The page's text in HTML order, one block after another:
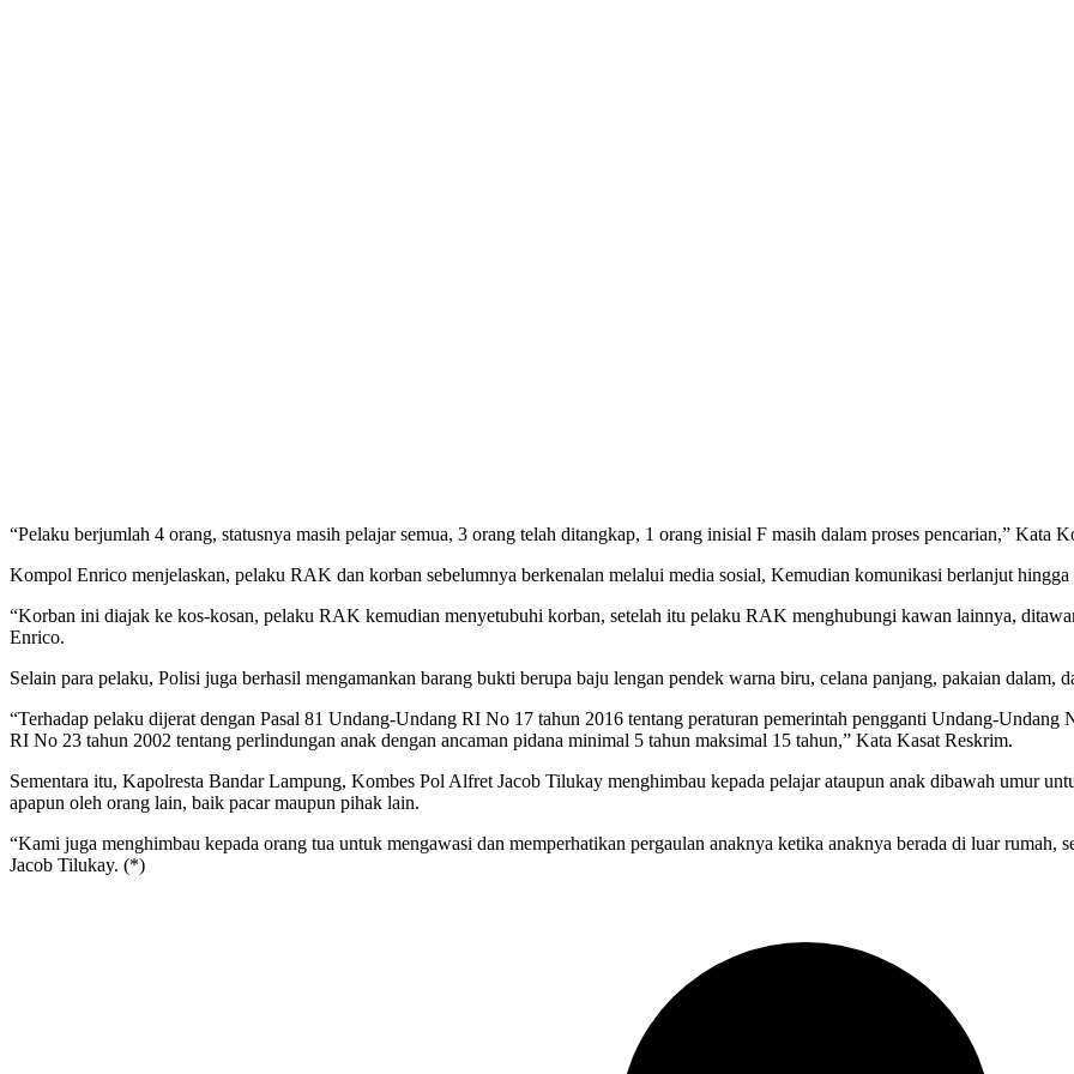
“Pelaku berjumlah 4 orang, statusnya masih pelajar semua, 3 orang telah ditangkap, 1 orang inisial F masih dalam proses pencarian,”
Kompol Enrico menjelaskan, pelaku RAK dan korban sebelumnya berkenalan melalui media sosial, Kemudian komunikasi berlanjut hingga
“Korban ini diajak ke kos-kosan, pelaku RAK kemudian menyetubuhi korban, setelah itu pelaku RAK menghubungi kawan lainnya,
Enrico.
Selain para pelaku, Polisi juga berhasil mengamankan barang bukti berupa baju lengan pendek warna biru, celana panjang, pakaian dalam,
“Terhadap pelaku dijerat dengan Pasal 81 Undang-Undang RI No 17 tahun 2016 tentang peraturan pemerintah pengganti Undang-
RI No 23 tahun 2002 tentang perlindungan anak dengan ancaman pidana minimal 5 tahun maksimal 15 tahun,” Kata Kasat Reskrim.
Sementara itu, Kapolresta Bandar Lampung, Kombes Pol Alfret Jacob Tilukay menghimbau kepada pelajar ataupun anak dibawah umur
apapun oleh orang lain, baik pacar maupun pihak lain.
“Kami juga menghimbau kepada orang tua untuk mengawasi dan memperhatikan pergaulan anaknya ketika anaknya berada di luar
Jacob Tilukay. (*)